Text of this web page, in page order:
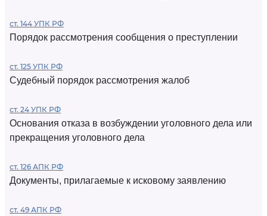
ст. 144 УПК РФ
Порядок рассмотрения сообщения о преступлении
ст. 125 УПК РФ
Судебный порядок рассмотрения жалоб
ст. 24 УПК РФ
Основания отказа в возбуждении уголовного дела или
прекращения уголовного дела
ст. 126 АПК РФ
Документы, прилагаемые к исковому заявлению
ст. 49 АПК РФ